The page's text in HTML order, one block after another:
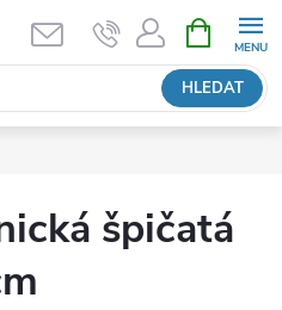
HLEDAT
NÁKUPNÍ
KOŠÍK
špičatá